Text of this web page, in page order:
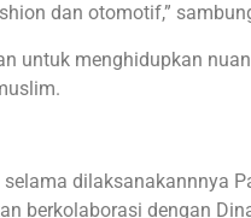
dan otomotif,”
untuk menghidupkan
dilaksanakannnya
berkolaborasi dengan